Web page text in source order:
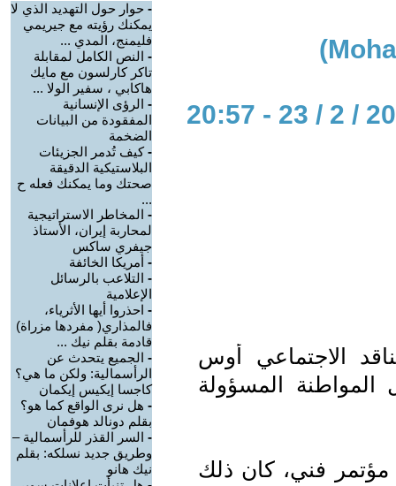
الاجتماعي أوس
المسؤولة
مؤتمر فني، كان ذلك
- حوار حول التهديد الذي لا
يمكنك رؤيته مع جيريمي
فليمنج، المدي ...
- النص الكامل لمقابلة
تاكر كارلسون مع مايك
هاكابي ، سفير الولا ...
- الرؤى الإنسانية
المفقودة من البيانات
الضخمة
-كيف تُدمر الجزيئات
البلاستيكية الدقيقة
صحتك وما يمكنك فعله ح
...
- المخاطر الاستراتيجية
لمحاربة إيران، الأستاذ
جيفري ساكس
- أمريكا الخائفة
- التلاعب بالرسائل
الإعلامية
- احذروا أيها الأثرياء،
فالمذاري( مفردها مزراة)
قادمة بقلم نيك ...
- الجميع يتحدث عن
الرأسمالية: ولكن ما هي؟
كاجسا إيكيس إيكمان
- هل نرى الواقع كما هو؟
بقلم دونالد هوفمان
- السر القذر للرأسمالية –
وطريق جديد نسلكه: بقلم
نيك هانو